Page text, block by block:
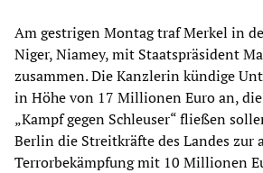
Am gestrigen Montag traf Merkel in
Niger, Niamey, mit Staatspräsident
zusammen. Die Kanzlerin kündige
in Höhe von 17 Millionen Euro an,
„Kampf gegen Schleuser“ fließen
Berlin die Streitkräfte des Landes zur
Terrorbekämpfung mit 10 Millionen